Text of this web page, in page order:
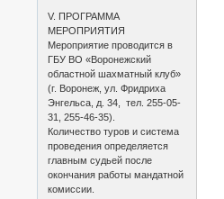
V. ПРОГРАММА
МЕРОПРИЯТИЯ
Мероприятие проводится в
ГБУ ВО «Воронежский
областной шахматный клуб»
(г. Воронеж, ул. Фридриха
Энгельса, д. 34, тел. 255-05-
31, 255-46-35).
Количество туров и система
проведения определяется
главным судьей после
окончания работы мандатной
комиссии.